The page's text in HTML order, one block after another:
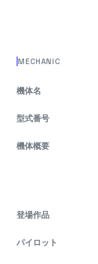
MECHANIC
機体名
型式番号
機体概要
登場作品
パイロット